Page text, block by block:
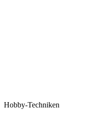
Hobby-Techniken